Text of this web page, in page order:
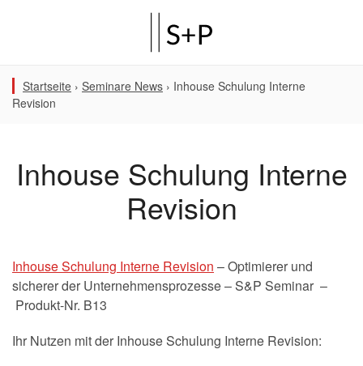
Startseite › Seminare News › Inhouse Schulung Interne
Revision
Inhouse Schulung Interne
Revision
Inhouse Schulung Interne Revision – Optimierer und
sicherer der Unternehmensprozesse – S&P Seminar –
Produkt-Nr. B13
Ihr Nutzen mit der Inhouse Schulung Interne Revision: